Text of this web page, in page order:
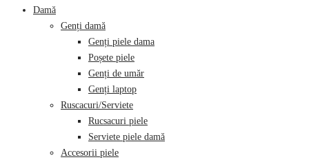
Damă
Genți damă
Genți piele dama
Poșete piele
Genți de umăr
Genți laptop
Ruscacuri/Serviete
Rucsacuri piele
Serviete piele damă
Accesorii piele